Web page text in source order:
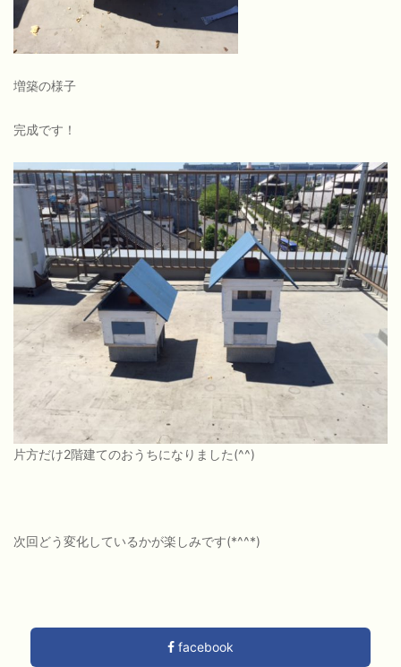
増築の様子
完成です！
片方だけ2階建てのおうちになりました(^^)
次回どう変化しているかが楽しみです(*^^*)
facebook